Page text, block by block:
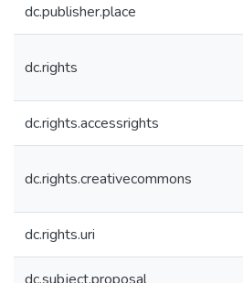
dc.publisher.place
dc.rights
dc.rights.accessrights
dc.rights.creativecommons
dc.rights.uri